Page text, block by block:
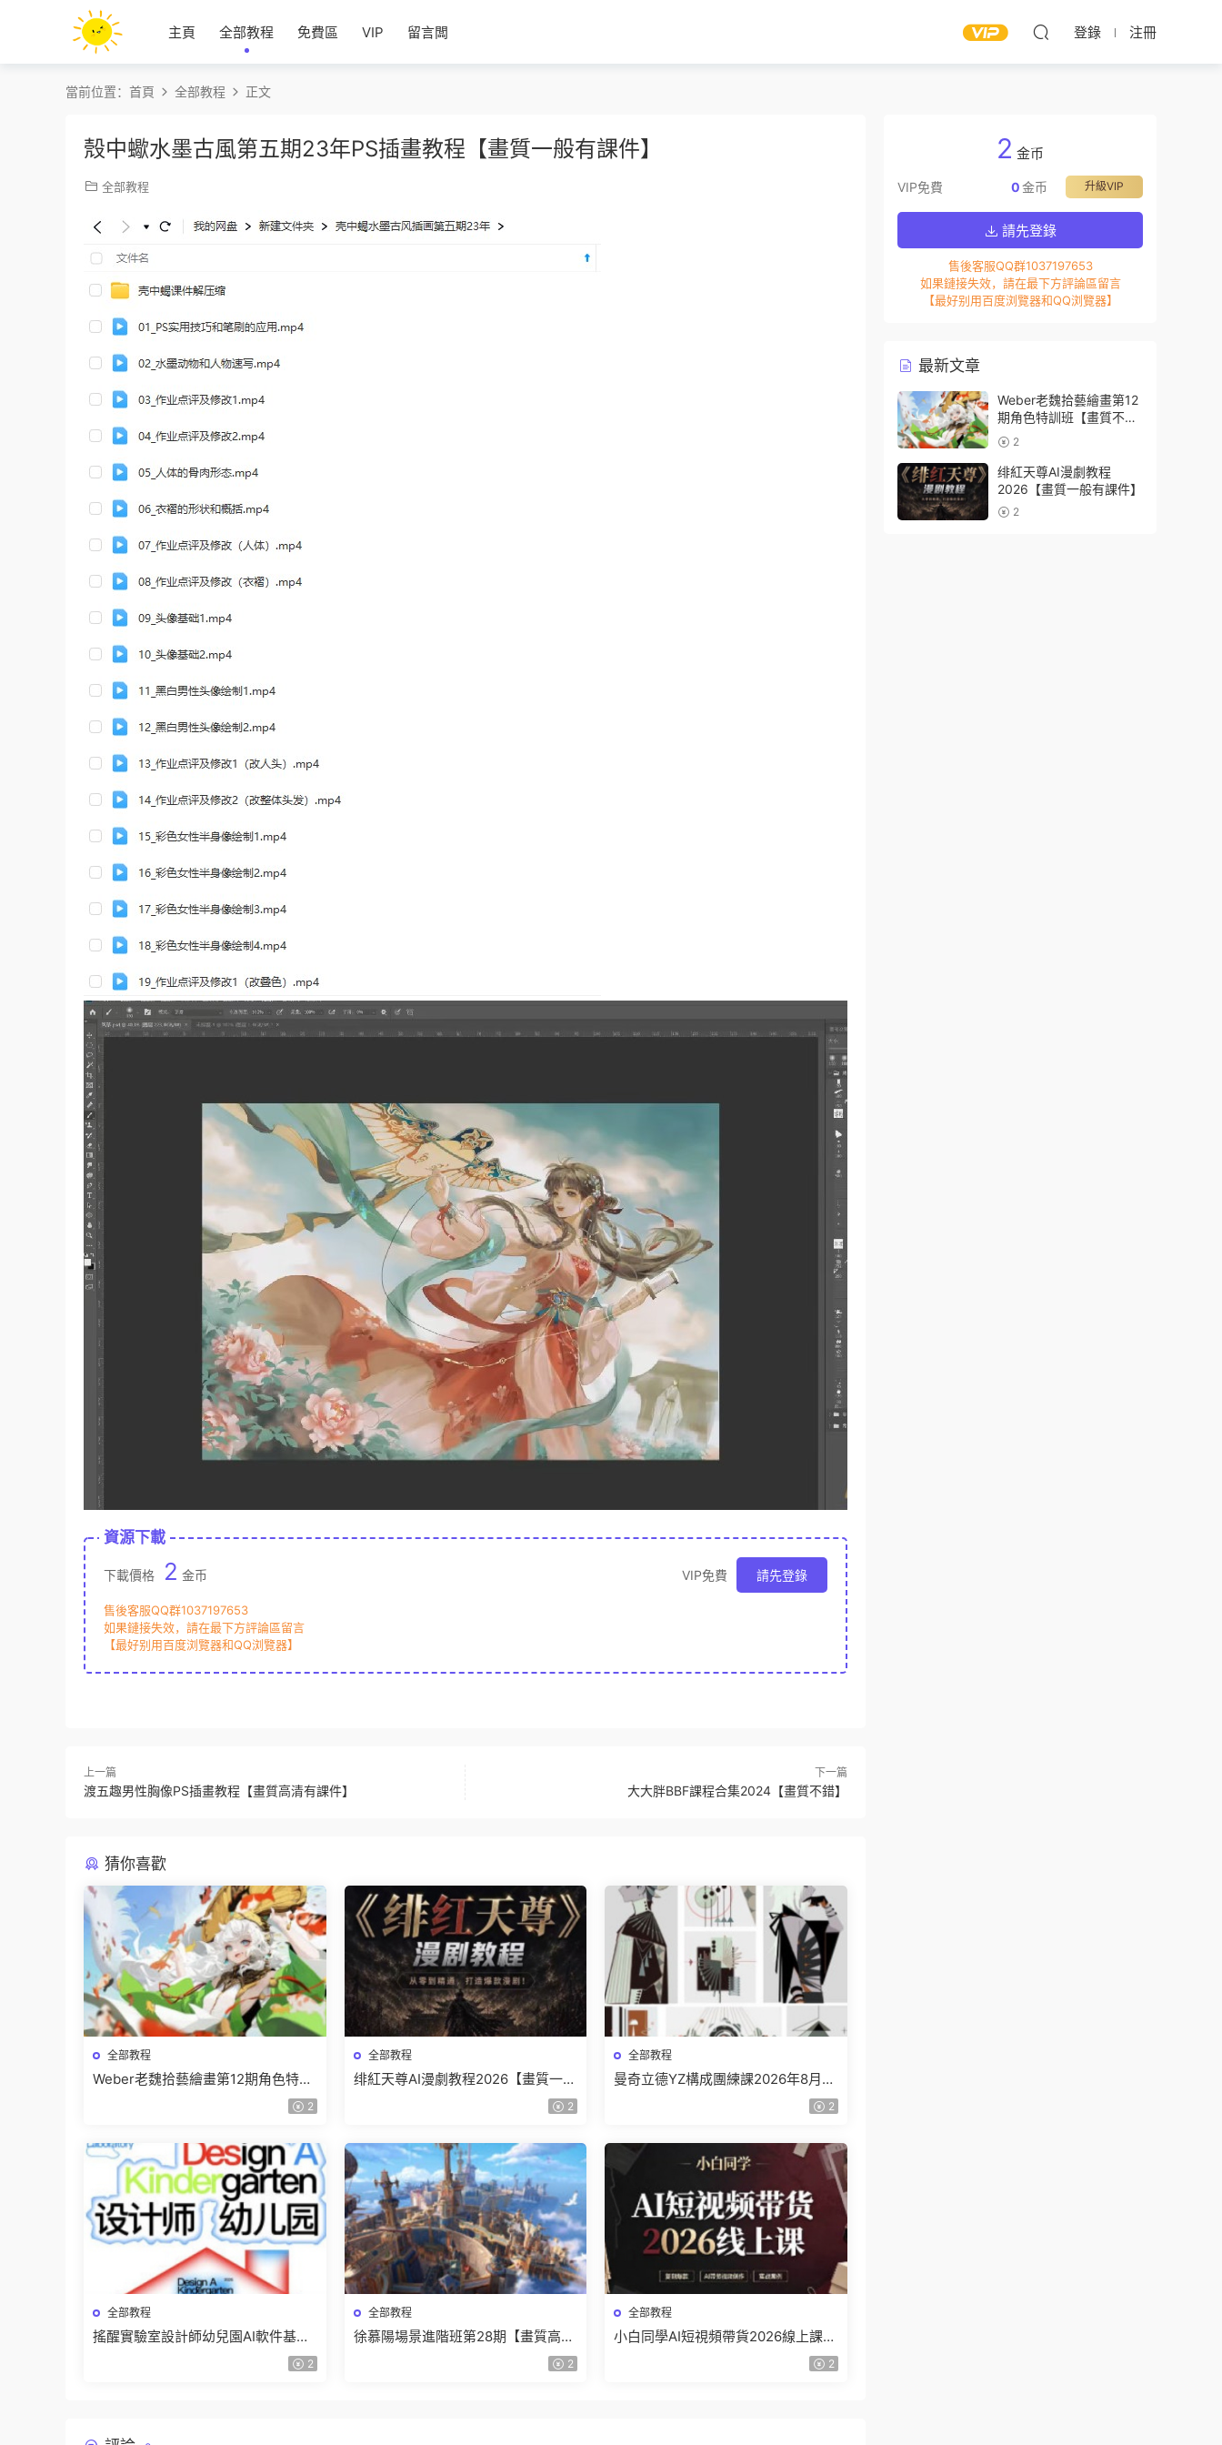
主頁 全部教程 免費區 VIP 留言闆 登錄 注冊
當前位置： 首頁 全部教程 正文
殼中蠍水墨古風第五期23年PS插畫教程【畫質一般有課件】
全部教程
資源下載
下載價格 2 金币 VIP免費 請先登錄
售後客服QQ群1037197653
如果鏈接失效，請在最下方評論區留言
【最好别用百度浏覽器和QQ浏覽器】
上一篇
渡五趣男性胸像PS插畫教程【畫質高清有課件】
下一篇
大大胖BBF課程合集2024【畫質不錯】
猜你喜歡
全部教程
Weber老魏拾藝繪畫第12期角色特訓
2
全部教程
绯紅天尊AI漫劇教程2026【畫質一般
2
全部教程
曼奇立德YZ構成團練課2026年8月已
2
全部教程
搖醒實驗室設計師幼兒園AI軟件基礎
2
全部教程
徐慕陽場景進階班第28期【畫質高清
2
全部教程
小白同學AI短視頻帶貨2026線上課
2
2 金币
VIP免費 升級VIP
0金币
請先登錄
售後客服QQ群1037197653
如果鏈接失效，請在最下方評論區留言
【最好别用百度浏覽器和QQ浏覽器】
最新文章
Weber老魏拾藝繪畫第12
期角色特訓班【畫質不錯
隻有視頻】
2
绯紅天尊AI漫劇教程
2026【畫質一般有課件】
2